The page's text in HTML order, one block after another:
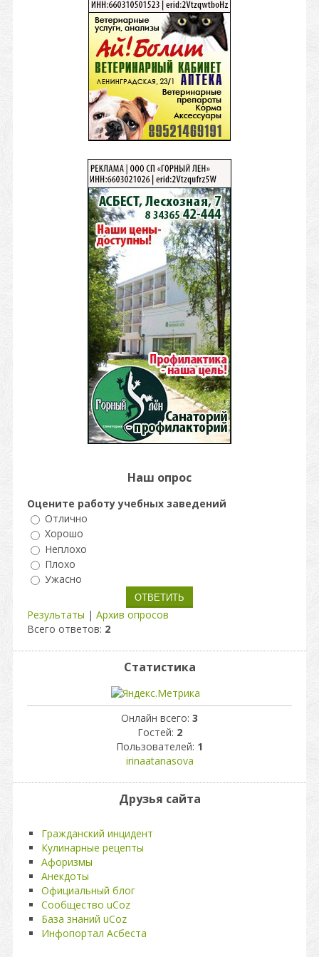
Наш опрос
Оцените работу учебных заведений
Отлично
Хорошо
Неплохо
Плохо
Ужасно
Результаты | Архив опросов
Всего ответов: 2
Статистика
Онлайн всего: 3
Гостей: 2
Пользователей: 1
irinaatanasova
Друзья сайта
Гражданский инцидент
Кулинарные рецепты
Афоризмы
Анекдоты
Официальный блог
Сообщество uCoz
База знаний uCoz
Инфопортал Асбеста